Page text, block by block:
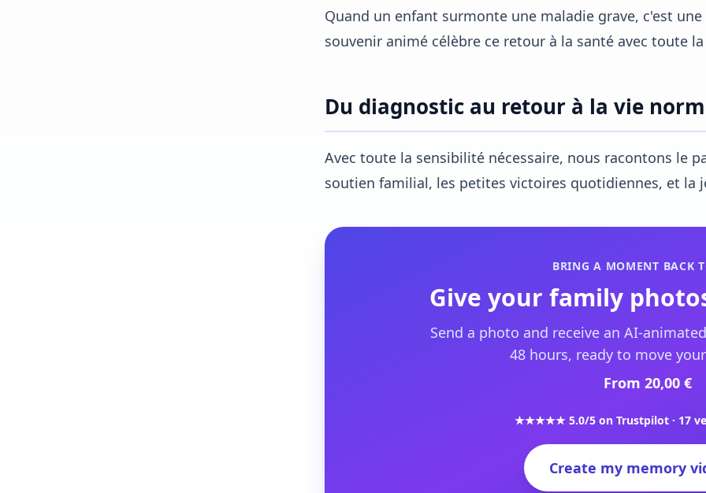
Quand un enfant surmonte une maladie grave, c'est
souvenir animé célèbre ce retour à la santé avec toute
Du diagnostic au retour à la vie
Avec toute la sensibilité nécessaire, nous racontons le
soutien familial, les petites victoires quotidiennes, et la
BRING A MOMENT BACK
Give your family
Send a photo and receive an AI-
48 hours, ready to move
From 20,00 €
★★★★★ 5.0/5 on Trustpilot · 17
Create my memory